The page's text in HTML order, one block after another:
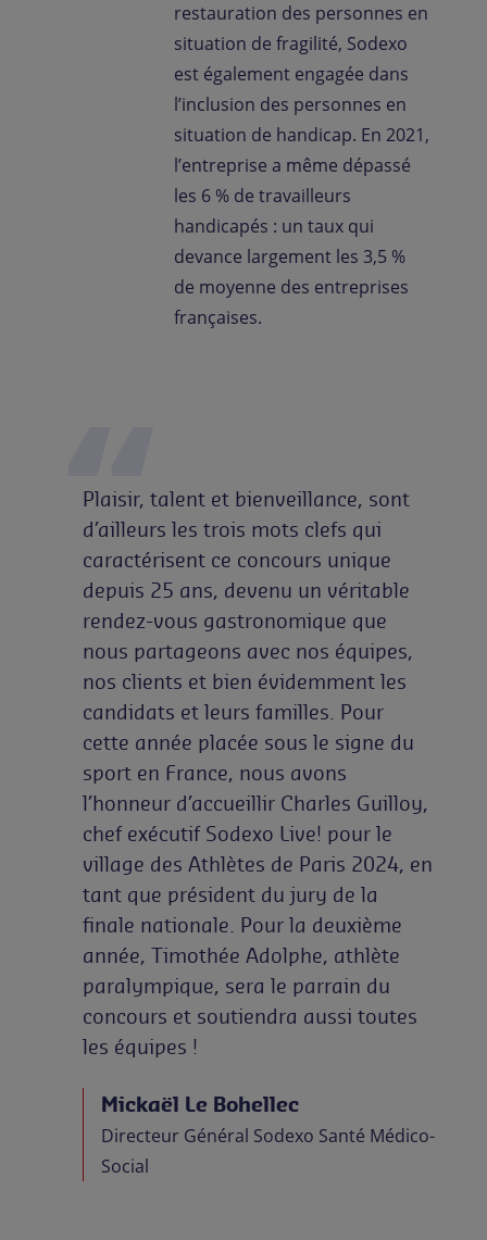
restauration des personnes en
situation de fragilité, Sodexo
est également engagée dans
l’inclusion des personnes en
situation de handicap. En 2021,
l’entreprise a même dépassé
les 6 % de travailleurs
handicapés : un taux qui
devance largement les 3,5 %
de moyenne des entreprises
françaises.
Plaisir, talent et bienveillance, sont
d’ailleurs les trois mots clefs qui
caractérisent ce concours unique
depuis 25 ans, devenu un véritable
rendez-vous gastronomique que
nous partageons avec nos équipes,
nos clients et bien évidemment les
candidats et leurs familles. Pour
cette année placée sous le signe du
sport en France, nous avons
l’honneur d’accueillir Charles Guilloy,
chef exécutif Sodexo Live! pour le
village des Athlètes de Paris 2024, en
tant que président du jury de la
finale nationale. Pour la deuxième
année, Timothée Adolphe, athlète
paralympique, sera le parrain du
concours et soutiendra aussi toutes
les équipes !
Mickaël Le Bohellec
Directeur Général Sodexo Santé Médico-
Social